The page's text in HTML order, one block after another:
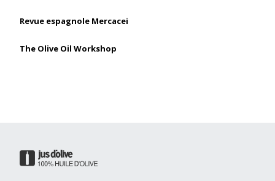
Revue espagnole Mercacei
The Olive Oil Workshop